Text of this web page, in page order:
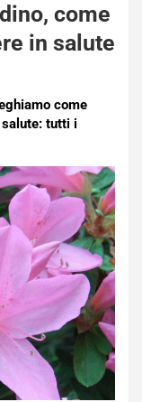
come
in salute
come
tutti i